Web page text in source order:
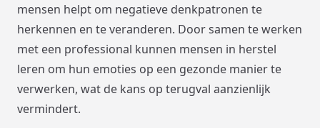
mensen helpt om negatieve denkpatronen te
herkennen en te veranderen. Door samen te werken
met een professional kunnen mensen in herstel
leren om hun emoties op een gezonde manier te
verwerken, wat de kans op terugval aanzienlijk
vermindert.